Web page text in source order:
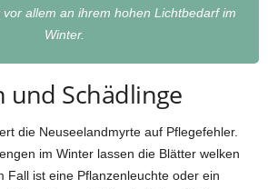
allem an ihrem hohen Lichtbedarf im
Winter.
und Schädlinge
die Neuseelandmyrte auf Pflegefehler.
im Winter lassen die Blätter welken
Fall ist eine Pflanzenleuchte oder ein